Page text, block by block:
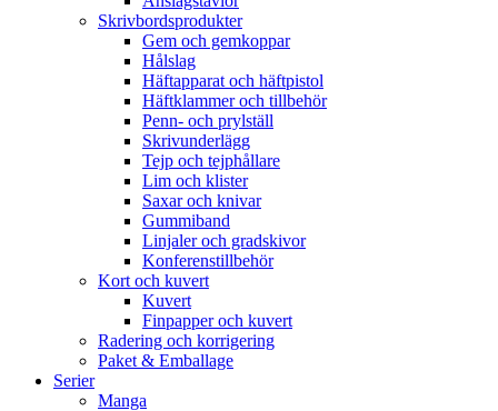
Skrivbordsprodukter
Gem och gemkoppar
Hålslag
Häftapparat och häftpistol
Häftklammer och tillbehör
Penn- och prylställ
Skrivunderlägg
Tejp och tejphållare
Lim och klister
Saxar och knivar
Gummiband
Linjaler och gradskivor
Konferenstillbehör
Kort och kuvert
Kuvert
Finpapper och kuvert
Radering och korrigering
Paket & Emballage
Serier
Manga